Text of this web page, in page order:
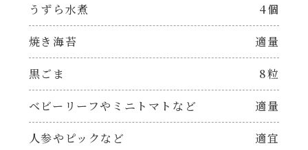
シャンタン鍋
おもてなし
炊飯器
聖護院かぶらのもみじおろしぽん酢
ハコネーゼ 完熟トマト
ハコネーゼ 海老クリーム
うずら水煮 4個
焼き海苔 適量
黒ごま 8粒
ベビーリーフやミニトマトなど 適量
人参やピックなど 適宜